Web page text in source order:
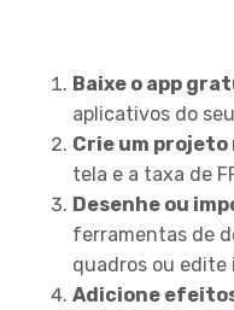
Baixe o app
aplicativos do
Crie um projeto
tela e a taxa de
Desenhe ou
ferramentas de
quadros ou edite
Adicione